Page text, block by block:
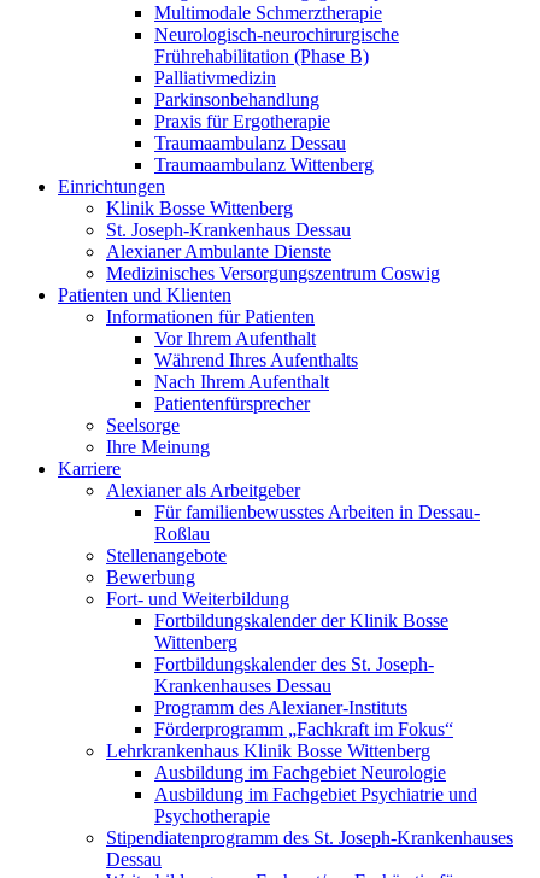
Multimodale Schmerztherapie
Neurologisch-neurochirurgische
Frührehabilitation (Phase B)
Palliativmedizin
Parkinsonbehandlung
Praxis für Ergotherapie
Traumaambulanz Dessau
Traumaambulanz Wittenberg
Einrichtungen
Klinik Bosse Wittenberg
St. Joseph-Krankenhaus Dessau
Alexianer Ambulante Dienste
Medizinisches Versorgungszentrum Coswig
Patienten und Klienten
Informationen für Patienten
Vor Ihrem Aufenthalt
Während Ihres Aufenthalts
Nach Ihrem Aufenthalt
Patientenfürsprecher
Seelsorge
Ihre Meinung
Karriere
Alexianer als Arbeitgeber
Für familienbewusstes Arbeiten in Dessau-
Roßlau
Stellenangebote
Bewerbung
Fort- und Weiterbildung
Fortbildungskalender der Klinik Bosse
Wittenberg
Fortbildungskalender des St. Joseph-
Krankenhauses Dessau
Programm des Alexianer-Instituts
Förderprogramm „Fachkraft im Fokus“
Lehrkrankenhaus Klinik Bosse Wittenberg
Ausbildung im Fachgebiet Neurologie
Ausbildung im Fachgebiet Psychiatrie und
Psychotherapie
Stipendiatenprogramm des St. Joseph-Krankenhauses
Dessau